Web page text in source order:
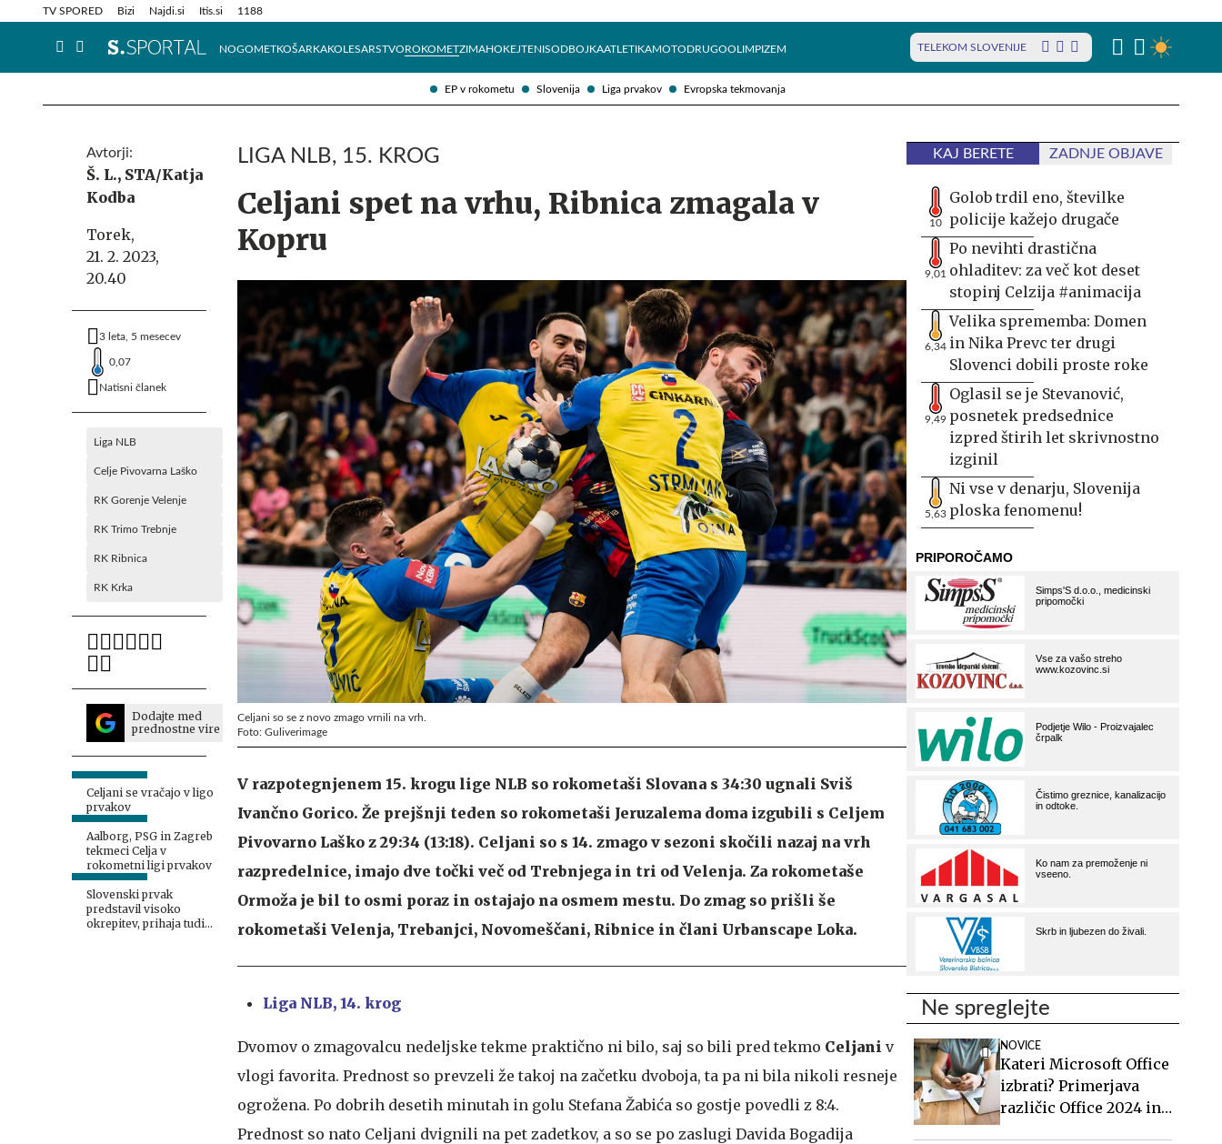
EP v rokometu Slovenija Liga prvakov Evropska tekmovanja
TV SPORED Bizi Najdi.si Itis.si 1188
NOGOMETKOŠARKAKOLESARSTVOROKOMETZIMAHOKEJTENISODBOJKAATLETIKAMOTODRUGOOLIMPIZEM TELEKOM SLOVENIJE
Info in obvestila Tehnik
Avtorji:
Š. L., STA/Katja
Kodba
Torek,
21. 2. 2023,
20.40
3 leta, 5 mesecev
0,07
Natisni članek
Liga NLB
Celje Pivovarna Laško
RK Gorenje Velenje
RK Trimo Trebnje
RK Ribnica
RK Krka
Dodajte med
prednostne vire
Celjani se vračajo v ligo
prvakov
Aalborg, PSG in Zagreb
tekmeci Celja v
rokometni ligi prvakov
Slovenski prvak
predstavil visoko
okrepitev, prihaja tudi
LIGA NLB, 15. KROG
Celjani spet na vrhu, Ribnica zmagala v
Kopru
Celjani so se z novo zmago vrnili na vrh.
Foto: Guliverimage
V razpotegnjenem 15. krogu lige NLB so rokometaši Slovana s 34:30 ugnali Sviš
Ivančno Gorico. Že prejšnji teden so rokometaši Jeruzalema doma izgubili s Celjem
Pivovarno Laško z 29:34 (13:18). Celjani so s 14. zmago v sezoni skočili nazaj na vrh
razpredelnice, imajo dve točki več od Trebnjega in tri od Velenja. Za rokometaše
Ormoža je bil to osmi poraz in ostajajo na osmem mestu. Do zmag so prišli še
rokometaši Velenja, Trebanjci, Novomeščani, Ribnice in člani Urbanscape Loka.
Liga NLB, 14. krog
Dvomov o zmagovalcu nedeljske tekme praktično ni bilo, saj so bili pred tekmo Celjani v
vlogi favorita. Prednost so prevzeli že takoj na začetku dvoboja, ta pa ni bila nikoli resneje
ogrožena. Po dobrih desetih minutah in golu Stefana Žabića so gostje povedli z 8:4.
Prednost so nato Celjani dvignili na pet zadetkov, a so se po zaslugi Davida Bogadija
KAJ BERETE ZADNJE OBJAVE
10
Golob trdil eno, številke
policije kažejo drugače
9,01
Po nevihti drastična
ohladitev: za več kot deset
stopinj Celzija #animacija
6,34
Velika sprememba: Domen
in Nika Prevc ter drugi
Slovenci dobili proste roke
9,49
Oglasil se je Stevanović,
posnetek predsednice
izpred štirih let skrivnostno
izginil
5,63
Ni vse v denarju, Slovenija
ploska fenomenu!
Ne spreglejte
NOVICE
Kateri Microsoft Office
izbrati? Primerjava
različic Office 2024 in